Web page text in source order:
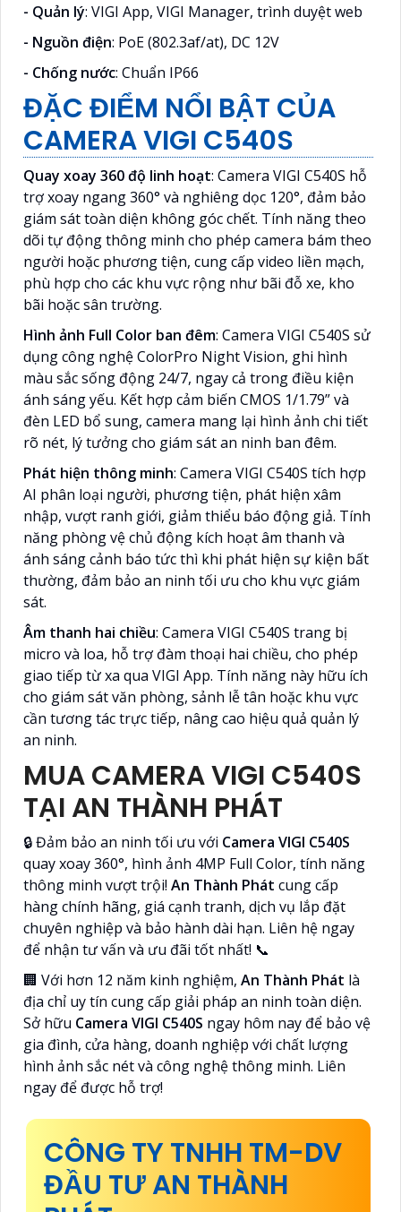
- Quản lý: VIGI App, VIGI Manager, trình duyệt web
- Nguồn điện: PoE (802.3af/at), DC 12V
- Chống nước: Chuẩn IP66
ĐẶC ĐIỂM NỔI BẬT CỦA
CAMERA VIGI C540S
Quay xoay 360 độ linh hoạt: Camera VIGI C540S hỗ
trợ xoay ngang 360° và nghiêng dọc 120°, đảm bảo
giám sát toàn diện không góc chết. Tính năng theo
dõi tự động thông minh cho phép camera bám theo
người hoặc phương tiện, cung cấp video liền mạch,
phù hợp cho các khu vực rộng như bãi đỗ xe, kho
bãi hoặc sân trường.
Hình ảnh Full Color ban đêm: Camera VIGI C540S sử
dụng công nghệ ColorPro Night Vision, ghi hình
màu sắc sống động 24/7, ngay cả trong điều kiện
ánh sáng yếu. Kết hợp cảm biến CMOS 1/1.79” và
đèn LED bổ sung, camera mang lại hình ảnh chi tiết
rõ nét, lý tưởng cho giám sát an ninh ban đêm.
Phát hiện thông minh: Camera VIGI C540S tích hợp
AI phân loại người, phương tiện, phát hiện xâm
nhập, vượt ranh giới, giảm thiểu báo động giả. Tính
năng phòng vệ chủ động kích hoạt âm thanh và
ánh sáng cảnh báo tức thì khi phát hiện sự kiện bất
thường, đảm bảo an ninh tối ưu cho khu vực giám
sát.
Âm thanh hai chiều: Camera VIGI C540S trang bị
micro và loa, hỗ trợ đàm thoại hai chiều, cho phép
giao tiếp từ xa qua VIGI App. Tính năng này hữu ích
cho giám sát văn phòng, sảnh lễ tân hoặc khu vực
cần tương tác trực tiếp, nâng cao hiệu quả quản lý
an ninh.
MUA CAMERA VIGI C540S
TẠI AN THÀNH PHÁT
🔒 Đảm bảo an ninh tối ưu với Camera VIGI C540S
quay xoay 360°, hình ảnh 4MP Full Color, tính năng
thông minh vượt trội! An Thành Phát cung cấp
hàng chính hãng, giá cạnh tranh, dịch vụ lắp đặt
chuyên nghiệp và bảo hành dài hạn. Liên hệ ngay
để nhận tư vấn và ưu đãi tốt nhất! 📞
🏢 Với hơn 12 năm kinh nghiệm, An Thành Phát là
địa chỉ uy tín cung cấp giải pháp an ninh toàn diện.
Sở hữu Camera VIGI C540S ngay hôm nay để bảo vệ
gia đình, cửa hàng, doanh nghiệp với chất lượng
hình ảnh sắc nét và công nghệ thông minh. Liên
ngay để được hỗ trợ!
CÔNG TY TNHH TM-DV
ĐẦU TƯ AN THÀNH